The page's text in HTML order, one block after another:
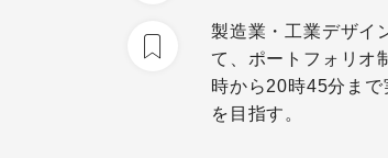
製造業・工業デザイ
て、ポートフォリオ
時から20時45分ま
を目指す。